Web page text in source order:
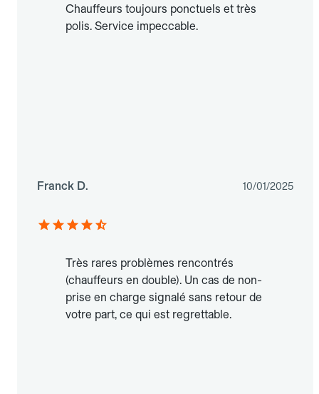
Chauffeurs toujours ponctuels et très
polis. Service impeccable.
Franck D. 10/01/2025
Très rares problèmes rencontrés
(chauffeurs en double). Un cas de non-
prise en charge signalé sans retour de
votre part, ce qui est regrettable.